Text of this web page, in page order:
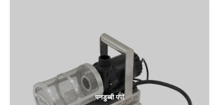
पनडुब्बी पंपों